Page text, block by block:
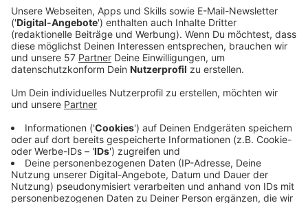
Zwei größere Aufgriffe hat die Bundespolizei
Donnerstag in der Eifel und auf der A4 gemacht.
Am ehemaligen Grenzübergang Roetgen sind der
Bundespolizei ein 51-jähriger Afghane und ein 44-
jähriger Brite am Donnerstagmittag ins Fahndungsnetz
gegangen. Bei Ihnen hat man unversteuerte Waren im
Gesamtwert von über 20.000,- Euro gefunden, die nach
Deutschland geschmuggelt wurden. Es hat sich um
über 600 Vapes und 1600 kabellose Minikopfhörer
gehandelt, die in Kartons verpackt waren(siehe Bild